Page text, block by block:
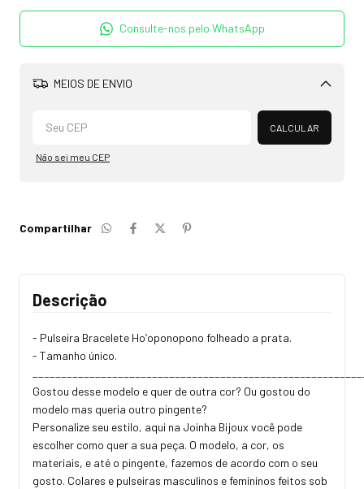
Consulte-nos pelo WhatsApp
MEIOS DE ENVIO
Alterar CEP
CALCULAR
Não sei meu CEP
Compartilhar
Descrição
- Pulseira Bracelete Hoʻoponopono folheado a prata.
- Tamanho único.
Gostou desse modelo e quer de outra cor? Ou gostou do
modelo mas queria outro pingente?
Personalize seu estilo, aqui na Joinha Bijoux você pode
escolher como quer a sua peça. O modelo, a cor, os
materiais, e até o pingente, fazemos de acordo com o seu
gosto. Colares e pulseiras masculinos e femininos feitos sob